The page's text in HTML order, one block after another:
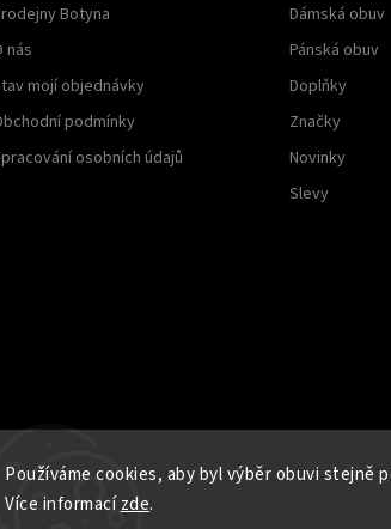
Používáme cookies, aby byl výběr obuvi stejně
Více informacízde.
Botyna
nás
mojí objednávky
podmínky
osobních údajů
Dámská obuv
Pánská obuv
Doplňky
Značky
Novinky
Slevy